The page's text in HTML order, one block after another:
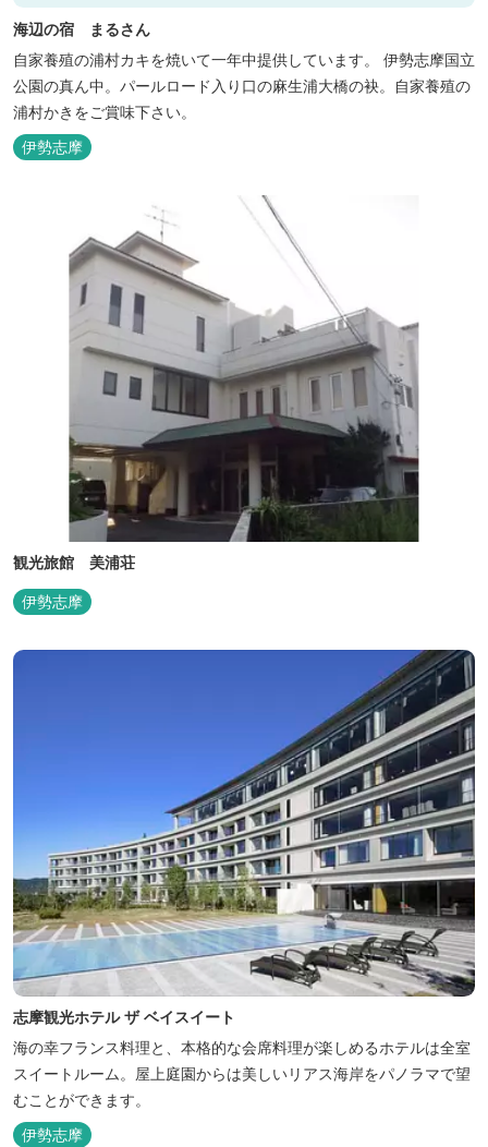
海辺の宿 まるさん
自家養殖の浦村カキを焼いて一年中提供しています。 伊勢志摩国立
公園の真ん中。パールロード入り口の麻生浦大橋の袂。自家養殖の
浦村かきをご賞味下さい。
伊勢志摩
観光旅館 美浦荘
伊勢志摩
志摩観光ホテル ザ ベイスイート
海の幸フランス料理と、本格的な会席料理が楽しめるホテルは全室
スイートルーム。屋上庭園からは美しいリアス海岸をパノラマで望
むことができます。
伊勢志摩